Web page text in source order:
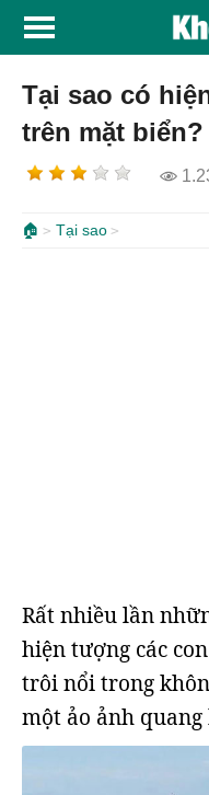
Tại sao có
trên mặt biển?
🏠 Tại sao
Rất nhiều lần
hiện tượng các
trôi nổi trong
một ảo ảnh quang